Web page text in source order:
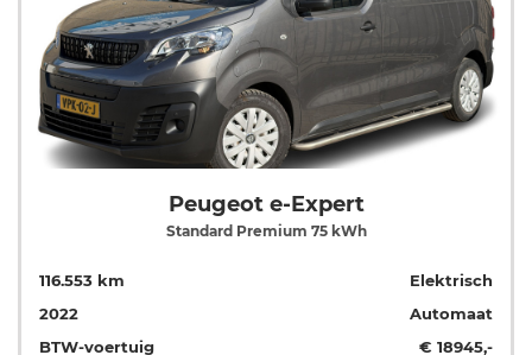
Peugeot e-Expert
Standard Premium 75 kWh
116.553 km
Elektrisch
2022
Automaat
BTW-voertuig
€ 18945,-